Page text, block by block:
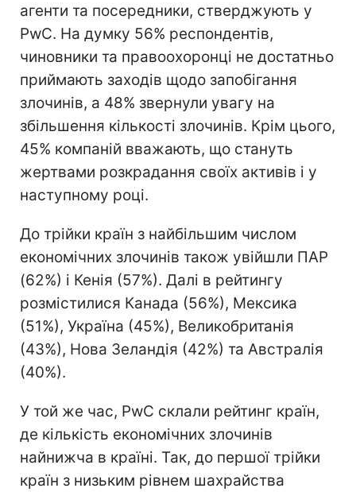
агенти та посередники, стверджують у
PwC. На думку 56% респондентів,
чиновники та правоохоронці не достатньо
приймають заходів щодо запобігання
злочинів, а 48% звернули увагу на
збільшення кількості злочинів. Крім цього,
45% компаній вважають, що стануть
жертвами розкрадання своїх активів і у
наступному році.
До трійки країн з найбільшим числом
економічних злочинів також увійшли ПАР
(62%) і Кенія (57%). Далі в рейтингу
розмістилися Канада (56%), Мексика
(51%), Україна (45%), Великобританія
(43%), Нова Зеландія (42%) та Австралія
(40%).
У той же час, PwC склали рейтинг країн,
де кількість економічних злочинів
найнижча в країні. Так, до першої трійки
країн з низьким рівнем шахрайства